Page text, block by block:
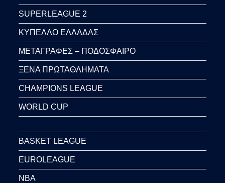
SUPERLEAGUE 2
ΚΥΠΕΛΛΟ ΕΛΛΑΔΑΣ
ΜΕΤΑΓΡΑΦΕΣ – ΠΟΔΟΣΦΑΙΡΟ
ΞΕΝΑ ΠΡΩΤΑΘΛΗΜΑΤΑ
CHAMPIONS LEAGUE
WORLD CUP
BASKET LEAGUE
EUROLEAGUE
NBA